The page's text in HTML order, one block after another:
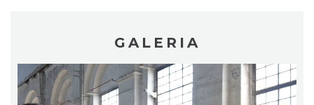
GALERIA